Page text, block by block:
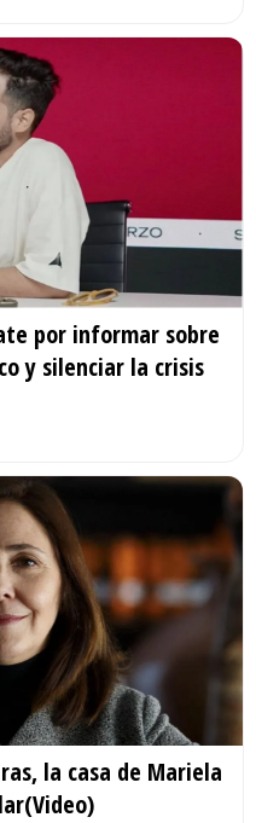
por informar sobre
y silenciar la crisis
la casa de Mariela